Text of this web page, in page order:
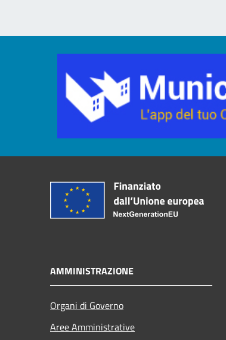
AMMINISTRAZIONE
Organi di Governo
Aree Amministrative